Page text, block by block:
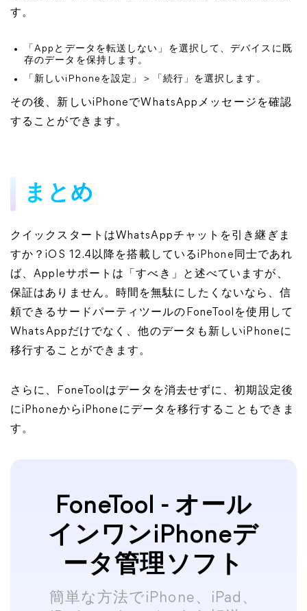
す。
「Appとデータを転送しない」を選択して、デバイスに既
存のデータを保持します。
「新しいiPhoneを設定」＞「続行」を選択します。
その後、新しいiPhoneでWhatsAppメッセージを確認
することができます。
まとめ
クイックスタートはWhatsAppチャットを引き継ぎま
すか？iOS 12.4以降を搭載しているiPhone同士であれ
ば、Appleサポートは「すべき」と述べていますが、
保証はありません。時間を無駄にしたくないなら、信
頼できるサードパーティツールのFoneToolを使用して
WhatsAppだけでなく、他のデータも新しいiPhoneに
移行することができます。
さらに、FoneToolはデータを消去せずに、初期設定後
にiPhoneからiPhoneにデータを移行することもできま
す。
FoneTool - オール
インワンiPhoneデ
ータ管理ソフト
簡単な方法でiPhone、iPad、